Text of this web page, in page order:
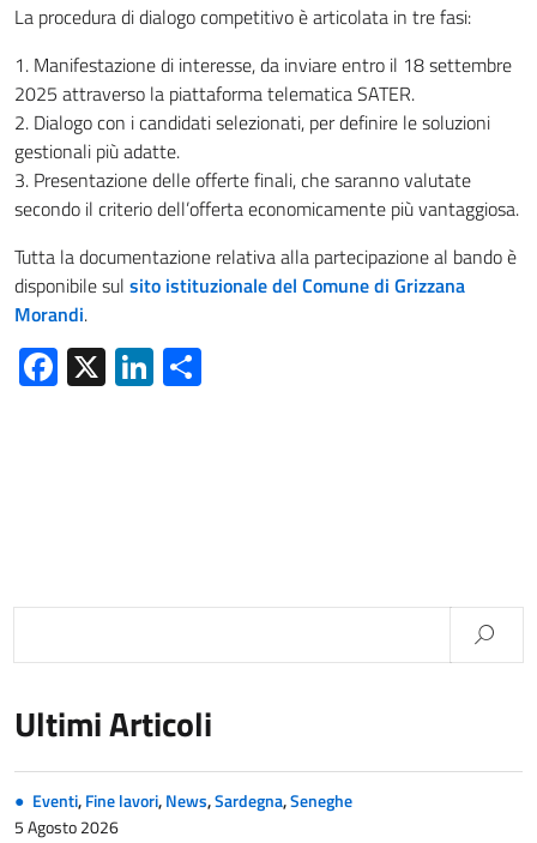
La procedura di dialogo competitivo è articolata in tre fasi:
1. Manifestazione di interesse, da inviare entro il 18 settembre
2025 attraverso la piattaforma telematica SATER.
2. Dialogo con i candidati selezionati, per definire le soluzioni
gestionali più adatte.
3. Presentazione delle offerte finali, che saranno valutate
secondo il criterio dell’offerta economicamente più vantaggiosa.
Tutta la documentazione relativa alla partecipazione al bando è
disponibile sul sito istituzionale del Comune di Grizzana
Morandi.
Facebook
X LinkedIn
Ultimi Articoli
Eventi,Fine lavori,News,Sardegna,Seneghe
5 Agosto 2026